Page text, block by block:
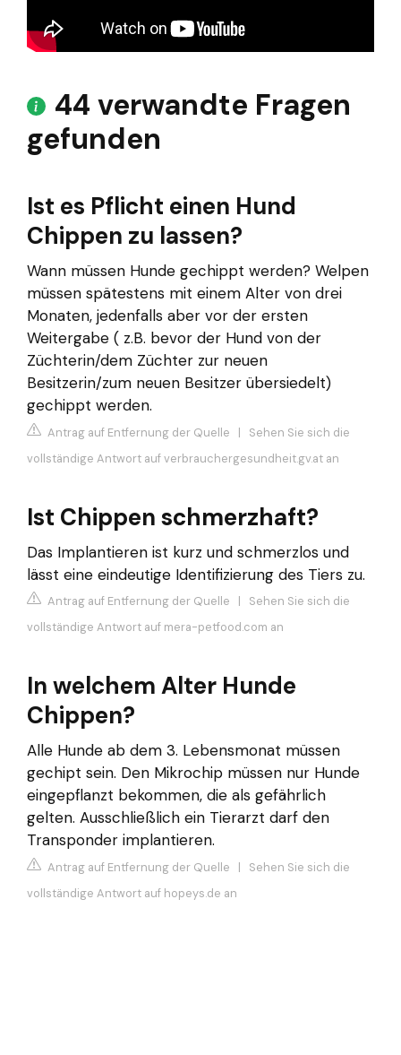
44 verwandte Fragen
gefunden
Ist es Pflicht einen Hund
Chippen zu lassen?
Wann müssen Hunde gechippt werden? Welpen
müssen spätestens mit einem Alter von drei
Monaten, jedenfalls aber vor der ersten
Weitergabe ( z.B. bevor der Hund von der
Züchterin/dem Züchter zur neuen
Besitzerin/zum neuen Besitzer übersiedelt)
gechippt werden.
Antrag auf Entfernung der Quelle | Sehen Sie sich die
vollständige Antwort auf verbrauchergesundheit.gv.at an
Ist Chippen schmerzhaft?
Das Implantieren ist kurz und schmerzlos und
lässt eine eindeutige Identifizierung des Tiers zu.
Antrag auf Entfernung der Quelle | Sehen Sie sich die
vollständige Antwort auf mera-petfood.com an
In welchem Alter Hunde
Chippen?
Alle Hunde ab dem 3. Lebensmonat müssen
gechipt sein. Den Mikrochip müssen nur Hunde
eingepflanzt bekommen, die als gefährlich
gelten. Ausschließlich ein Tierarzt darf den
Transponder implantieren.
Antrag auf Entfernung der Quelle | Sehen Sie sich die
vollständige Antwort auf hopeys.de an